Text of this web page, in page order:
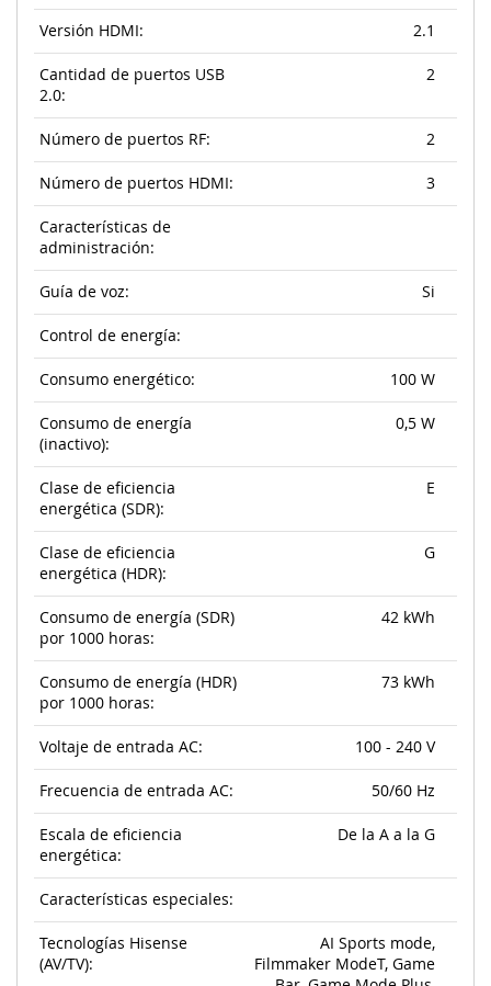
Versión HDMI: 2.1
Cantidad de puertos USB
2.0:
2
Número de puertos RF: 2
Número de puertos HDMI: 3
Características de
administración:
Guía de voz: Si
Control de energía:
Consumo energético: 100 W
Consumo de energía
(inactivo):
0,5 W
Clase de eficiencia
energética (SDR):
E
Clase de eficiencia
energética (HDR):
G
Consumo de energía (SDR)
por 1000 horas:
42 kWh
Consumo de energía (HDR)
por 1000 horas:
73 kWh
Voltaje de entrada AC: 100 - 240 V
Frecuencia de entrada AC: 50/60 Hz
Escala de eficiencia
energética:
De la A a la G
Características especiales:
Tecnologías Hisense
(AV/TV):
AI Sports mode,
Filmmaker ModeT, Game